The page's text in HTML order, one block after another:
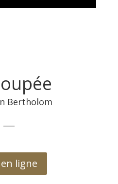
Bertholom
ligne